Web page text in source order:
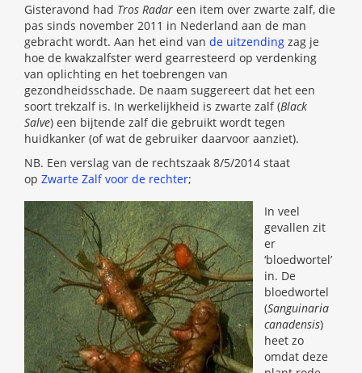
Gisteravond had Tros Radar een item over zwarte zalf, die
pas sinds november 2011 in Nederland aan de man
gebracht wordt. Aan het eind van de uitzending zag je
hoe de kwakzalfster werd gearresteerd op verdenking
van oplichting en het toebrengen van
gezondheidsschade. De naam suggereert dat het een
soort trekzalf is. In werkelijkheid is zwarte zalf (Black
Salve) een bijtende zalf die gebruikt wordt tegen
huidkanker (of wat de gebruiker daarvoor aanziet).
NB. Een verslag van de rechtszaak 8/5/2014 staat
op Zwarte Zalf voor de rechter;
In veel
gevallen zit
er
‘bloedwortel’
in. De
bloedwortel
(Sanguinaria
canadensis)
heet zo
omdat deze